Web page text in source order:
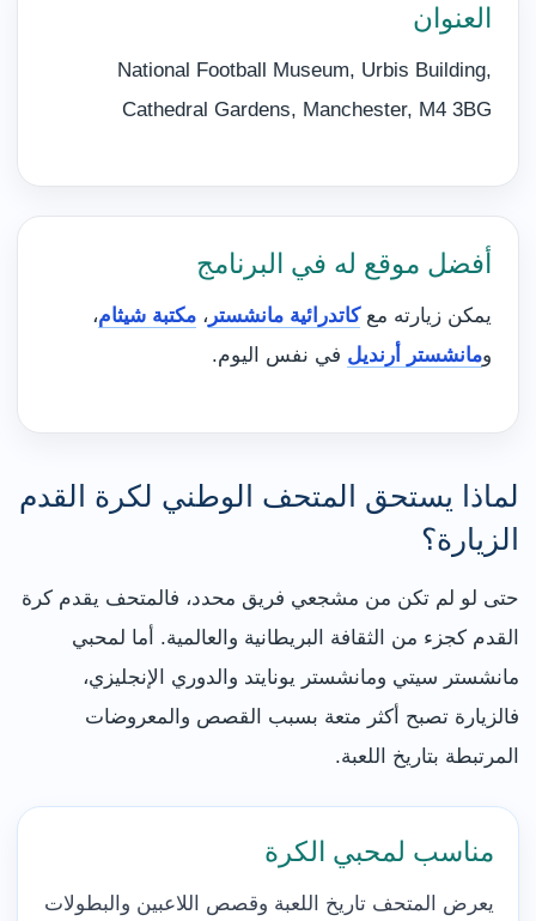
العنوان
National Football Museum, Urbis Building,
Cathedral Gardens, Manchester, M4 3BG
أفضل موقع له في البرنامج
يمكن زيارته معكاتدرائية مانشستر ، مكتبة شيثام،
ومانشستر أرنديل في نفس اليوم.
لماذا يستحق المتحف الوطني لكرة القدم
الزيارة؟
حتى لو لم تكن من مشجعي فريق محدد، فالمتحف يقدم كرة
القدم كجزء من الثقافة البريطانية والعالمية. أما لمحبي
مانشستر سيتي ومانشستر يونايتد والدوري الإنجليزي،
فالزيارة تصبح أكثر متعة بسبب القصص والمعروضات
المرتبطة بتاريخ اللعبة.
مناسب لمحبي الكرة
يعرض المتحف تاريخ اللعبة وقصص اللاعبين والبطولات